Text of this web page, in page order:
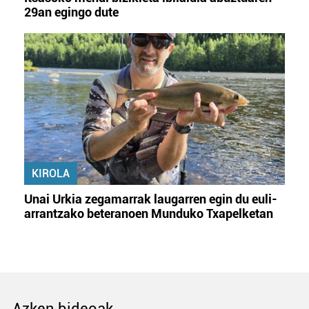
29an egingo dute
KIROLA
Unai Urkia zegamarrak laugarren egin du euli-
arrantzako beteranoen Munduko Txapelketan